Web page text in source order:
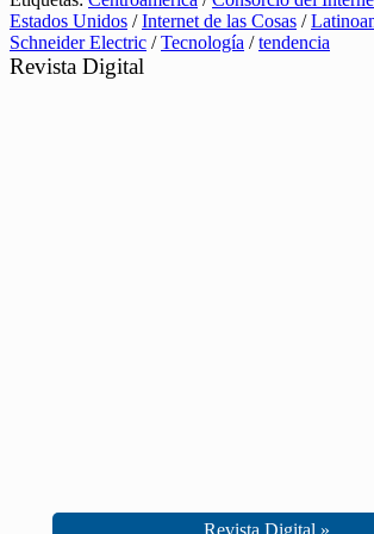
Estados Unidos /Internet de las Cosas /
Schneider Electric /Tecnología /tendencia
Revista Digital
Revista Digital »